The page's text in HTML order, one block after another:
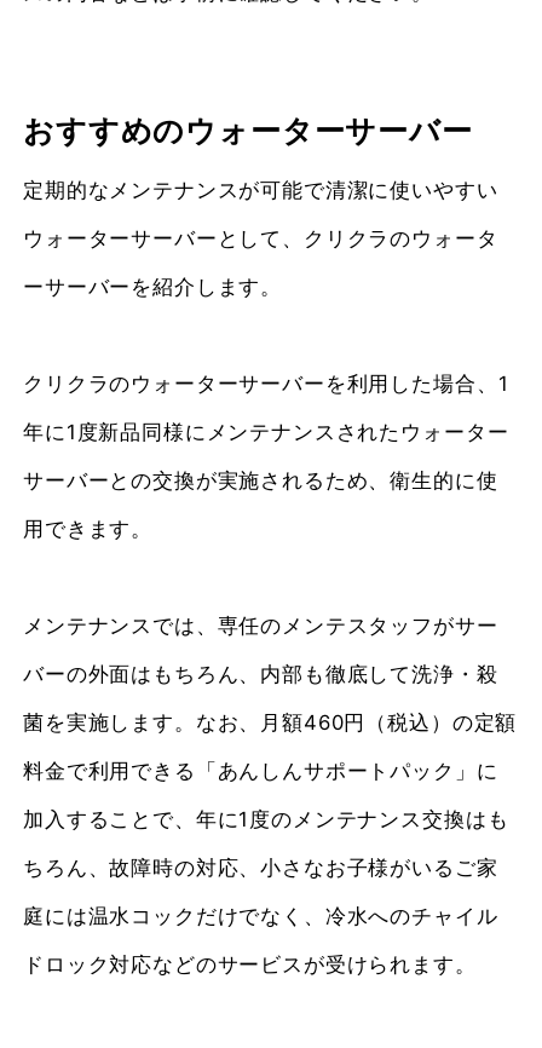
おすすめのウォーターサーバー
定期的なメンテナンスが可能で清潔に使いやすい
ウォーターサーバーとして、クリクラのウォータ
ーサーバーを紹介します。
クリクラのウォーターサーバーを利用した場合、1
年に1度新品同様にメンテナンスされたウォーター
サーバーとの交換が実施されるため、衛生的に使
用できます。
メンテナンスでは、専任のメンテスタッフがサー
バーの外面はもちろん、内部も徹底して洗浄・殺
菌を実施します。なお、月額460円（税込）の定額
料金で利用できる「あんしんサポートパック」に
加入することで、年に1度のメンテナンス交換はも
ちろん、故障時の対応、小さなお子様がいるご家
庭には温水コックだけでなく、冷水へのチャイル
ドロック対応などのサービスが受けられます。